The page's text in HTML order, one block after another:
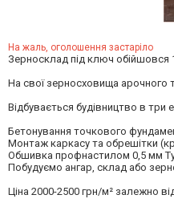
На жаль, оголошення застаріло
Зерносклад під ключ обійшовся
На свої зерносховища арочного
Відбувається будівництво в три
Бетонування точкового
Монтаж каркасу та обрешітки
Обшивка профнастилом 0,5 мм
Побудуємо ангар, склад або
Ціна 2000-2500 грн/м² залежно